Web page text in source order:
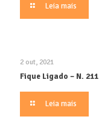
Leia mais
2 out, 2021
Fique Ligado – N. 211
Leia mais